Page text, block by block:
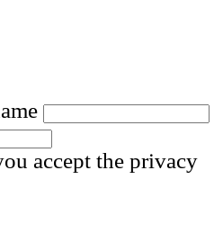
accept the privacy